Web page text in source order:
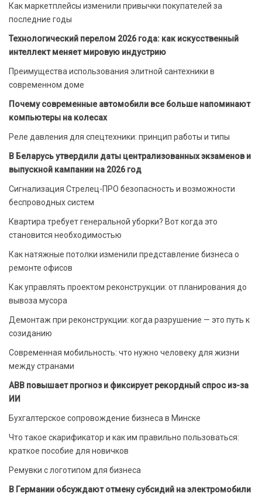
Как маркетплейсы изменили привычки покупателей за
последние годы
Технологический перелом 2026 года: как искусственный
интеллект меняет мировую индустрию
Преимущества использования элитной сантехники в
современном доме
Почему современные автомобили все больше напоминают
компьютеры на колесах
Реле давления для спецтехники: принцип работы и типы
В Беларусь утвердили даты централизованных экзаменов и
выпускной кампании на 2026 год
Сигнализация Стрелец-ПРО безопасность и возможности
беспроводных систем
Квартира требует генеральной уборки? Вот когда это
становится необходимостью
Как натяжные потолки изменили представление бизнеса о
ремонте офисов
Как управлять проектом реконструкции: от планирования до
вывоза мусора
Демонтаж при реконструкции: когда разрушение — это путь к
созиданию
Современная мобильность: что нужно человеку для жизни
между странами
ABB повышает прогноз и фиксирует рекордный спрос из-за
ИИ
Бухгалтерское сопровождение бизнеса в Минске
Что такое скарификатор и как им правильно пользоваться:
краткое пособие для новичков
Ремувки с логотипом для бизнеса
В Германии обсуждают отмену субсидий на электромобили